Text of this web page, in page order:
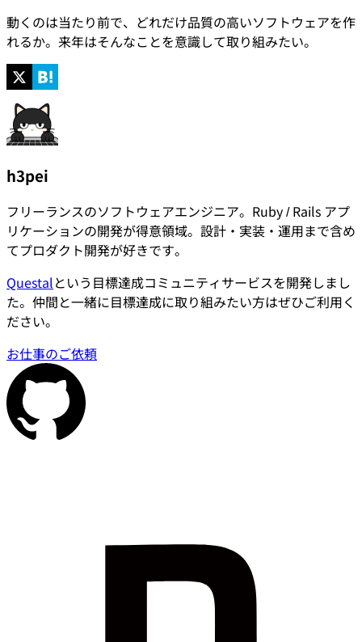
動くのは当たり前で、どれだけ品質の高いソフトウェアを作
れるか。来年はそんなことを意識して取り組みたい。
h3pei
フリーランスのソフトウェアエンジニア。Ruby / Rails アプ
リケーションの開発が得意領域。設計・実装・運用まで含め
てプロダクト開発が好きです。
Questalという目標達成コミュニティサービスを開発しまし
た。仲間と一緒に目標達成に取り組みたい方はぜひご利用く
ださい。
お仕事のご依頼